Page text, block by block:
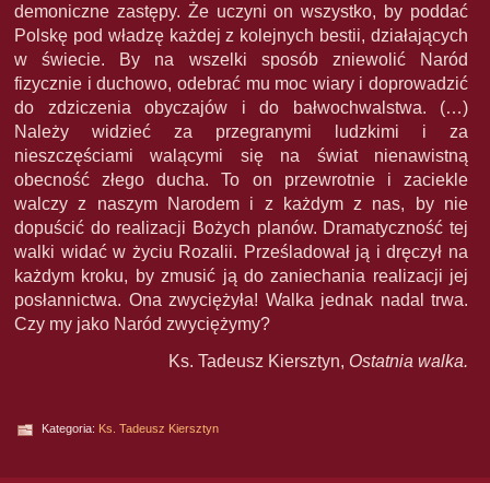
demoniczne zastępy. Że uczyni on wszystko, by poddać
Polskę pod władzę każdej z kolejnych bestii, działających
w świecie. By na wszelki sposób zniewolić Naród
fizycznie i duchowo, odebrać mu moc wiary i doprowadzić
do zdziczenia obyczajów i do bałwochwalstwa. (…)
Należy widzieć za przegranymi ludzkimi i za
nieszczęściami walącymi się na świat nienawistną
obecność złego ducha. To on przewrotnie i zaciekle
walczy z naszym Narodem i z każdym z nas, by nie
dopuścić do realizacji Bożych planów. Dramatyczność tej
walki widać w życiu Rozalii. Prześladował ją i dręczył na
każdym kroku, by zmusić ją do zaniechania realizacji jej
posłannictwa. Ona zwyciężyła! Walka jednak nadal trwa.
Czy my jako Naród zwyciężymy?
Ks. Tadeusz Kiersztyn, Ostatnia walka.
Kategoria: Ks. Tadeusz Kiersztyn